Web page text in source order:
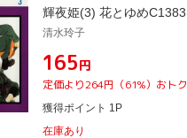
輝夜姫(3) 花とゆめC1383
清水玲子
¥165円
定価より264円（61%）おトク
獲得ポイント 1P
在庫あり